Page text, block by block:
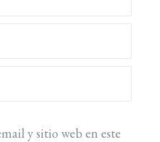
y sitio web en este